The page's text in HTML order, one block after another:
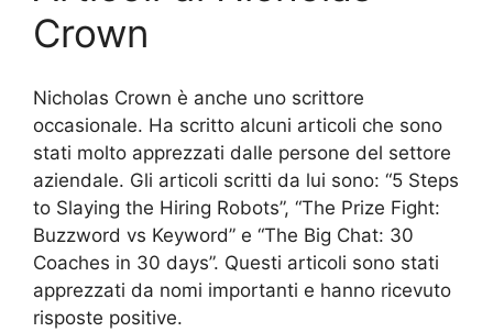
Crown
Nicholas Crown è anche uno scrittore
occasionale. Ha scritto alcuni articoli che sono
stati molto apprezzati dalle persone del settore
aziendale. Gli articoli scritti da lui sono: “5 Steps
to Slaying the Hiring Robots”, “The Prize Fight:
Buzzword vs Keyword” e “The Big Chat: 30
Coaches in 30 days”. Questi articoli sono stati
apprezzati da nomi importanti e hanno ricevuto
risposte positive.